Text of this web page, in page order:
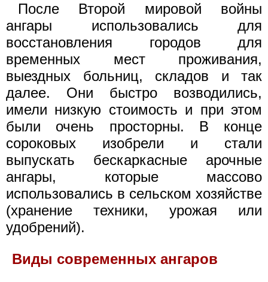
После Второй мировой войны
ангары использовались для
восстановления городов для
временных мест проживания,
выездных больниц, складов и так
далее. Они быстро возводились,
имели низкую стоимость и при этом
были очень просторны. В конце
сороковых изобрели и стали
выпускать бескаркасные арочные
ангары, которые массово
использовались в сельском хозяйстве
(хранение техники, урожая или
удобрений).
Виды современных ангаров